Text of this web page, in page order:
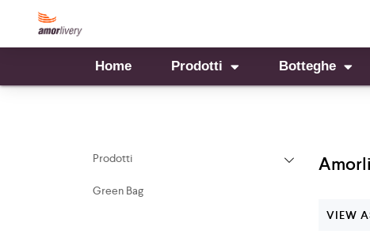
Home Prodotti Botteghe
Prodotti
Green Bag
VIEW